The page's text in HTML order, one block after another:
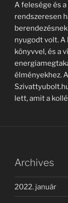
A felesége és
rendszeresen
nyugodt volt. A
könyvvel, és a
élményekhez.
lett, amit a
Archives
2022. január